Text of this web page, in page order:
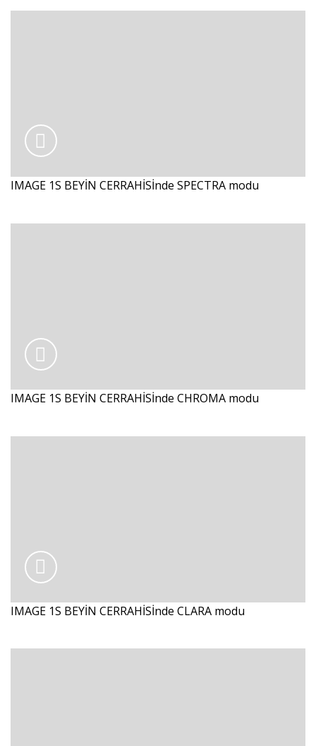
IMAGE 1S BEYİN CERRAHİSİnde SPECTRA modu
IMAGE 1S BEYİN CERRAHİSİnde CHROMA modu
IMAGE 1S BEYİN CERRAHİSİnde CLARA modu